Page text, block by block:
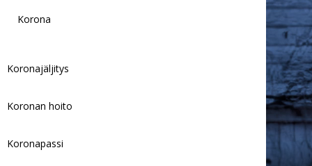
Korona
Koronajäljitys
Koronan hoito
Koronapassi